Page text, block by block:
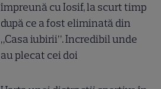
împreună cu Iosif, la scurt timp
după ce a fost eliminată din
„Casa iubirii”. Incredibil unde
au plecat cei doi